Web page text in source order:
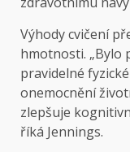
Výhody cvičení
hmotnosti. „Bylo
pravidelné
onemocnění
zlepšuje
říká Jennings.